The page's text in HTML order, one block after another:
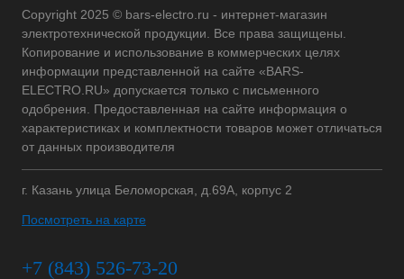
Copyright 2025 © bars-electro.ru - интернет-магазин
электротехнической продукции. Все права защищены.
Копирование и использование в коммерческих целях
информации представленной на сайте «BARS-
ELECTRO.RU» допускается только с письменного
одобрения. Предоставленная на сайте информация о
характеристиках и комплектности товаров может отличаться
от данных производителя
г. Казань улица Беломорская, д.69А, корпус 2
Посмотреть на карте
+7 (843) 526-73-20